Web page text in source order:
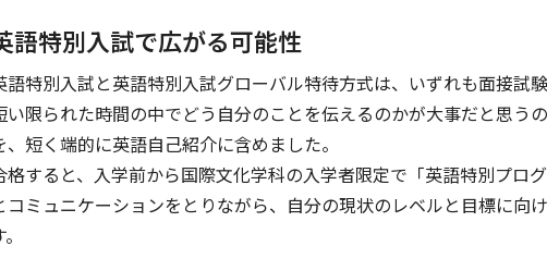
語特別入試で広がる可能性
語特別入試と英語特別入試グローバル特待方式は、いずれも面接試
い限られた時間の中でどう自分のことを伝えるのかが大事だと思う
、短く端的に英語自己紹介に含めました。
格すると、入学前から国際文化学科の入学者限定で「英語特別プロ
コミュニケーションをとりながら、自分の現状のレベルと目標に向